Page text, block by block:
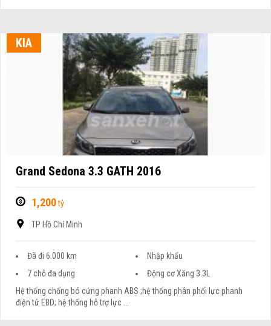
KIA
Grand Sedona 3.3 GATH 2016
1,200tỷ
TP Hồ Chí Minh
Đã đi 6.000 km
Nhập khẩu
7 chỗ đa dụng
Động cơ Xăng 3.3L
Hệ thống chống bó cứng phanh ABS ;hệ thống phân phối lực phanh
điện tử EBD; hệ thống hỗ trợ lực ...